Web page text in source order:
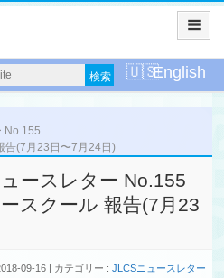
English
No.155
告(7月23日〜7月24日)
ースレター No.155
スクール 報告(7月23
09-16 カテゴリー :JLCSニュースレター